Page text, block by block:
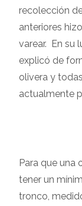
recolección
anteriores
varear. En su
explicó de
olivera y
actualmente
Para que una
tener un
tronco,